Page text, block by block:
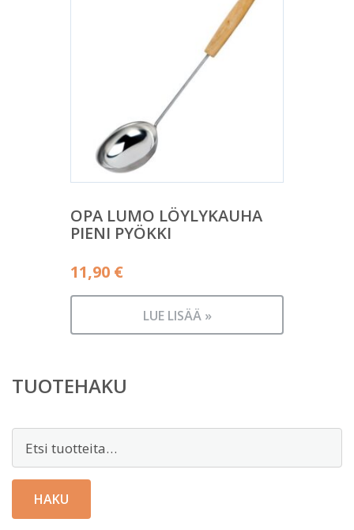
OPA LUMO LÖYLYKAUHA
PIENI PYÖKKI
11,90 €
LUE LISÄÄ »
TUOTEHAKU
HAKU